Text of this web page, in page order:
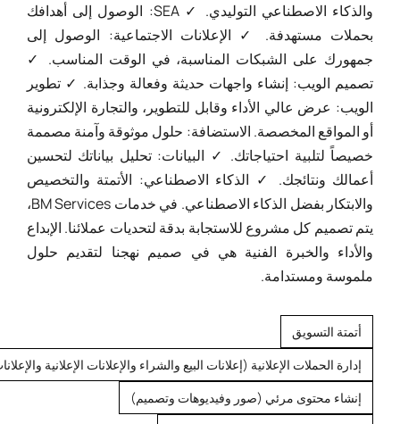
والذكاء الاصطناعي التوليدي. ✓ SEA: الوصول إلى أهدافك
بحملات مستهدفة. ✓ الإعلانات الاجتماعية: الوصول إلى
جمهورك على الشبكات المناسبة، في الوقت المناسب. ✓
تصميم الويب: إنشاء واجهات حديثة وفعالة وجذابة. ✓ تطوير
الويب: عرض عالي الأداء وقابل للتطوير، والتجارة الإلكترونية
أو المواقع المخصصة. الاستضافة: حلول موثوقة وآمنة مصممة
خصيصاً لتلبية احتياجاتك. ✓ البيانات: تحليل بياناتك لتحسين
أعمالك ونتائجك. ✓ الذكاء الاصطناعي: الأتمتة والتخصيص
والابتكار بفضل الذكاء الاصطناعي. في خدمات BM Services،
يتم تصميم كل مشروع للاستجابة بدقة لتحديات عملائنا. الإبداع
والأداء والخبرة الفنية هي في صميم نهجنا لتقديم حلول
ملموسة ومستدامة.
أتمتة التسويق
إدارة الحملات الإعلانية (إعلانات البيع والشراء والإعلانات الإعلانية
إنشاء محتوى مرئي (صور وفيديوهات وتصميم)